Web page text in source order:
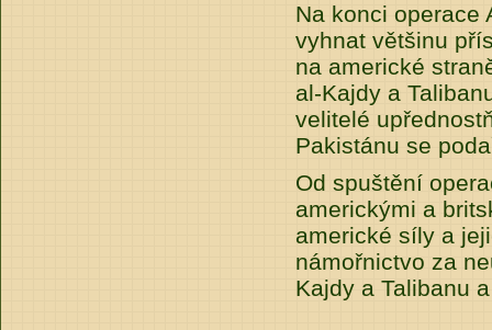
Na konci operace
vyhnat většinu
na americké
al-Kajdy a
velitelé
Pakistánu se
Od spuštění
americkými a
americké síly a
námořnictvo za
Kajdy a Talibanu